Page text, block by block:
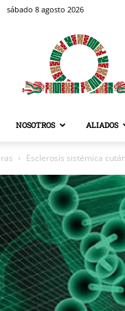
sábado 8 agosto 2026
NOSOTROS ALIADOS
Esclerosis sistémica